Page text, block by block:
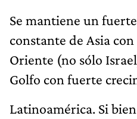
Se mantiene un
constante de Asia
Oriente (no sólo
Golfo con fuerte
Latinoamérica. Si